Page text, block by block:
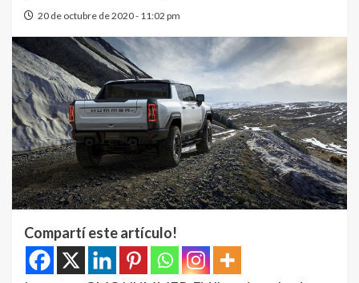
20 de octubre de 2020 - 11:02 pm
Compartí este artículo!